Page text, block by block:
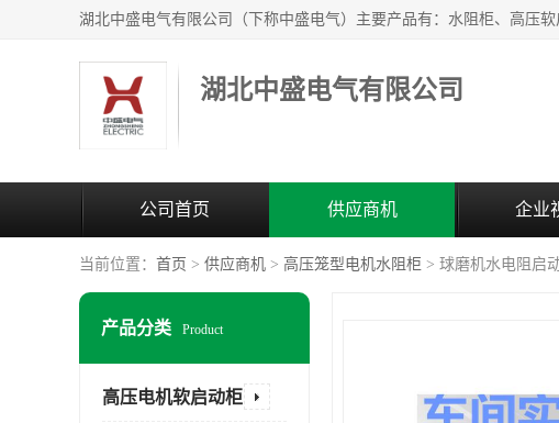
湖北中盛电气有限公司
公司首页 供应商机 企业
当前位置： 首页 > 供应商机 > 高压笼型电机水阻柜 > 球磨机水电阻启
产品分类 Product
高压电机软启动柜